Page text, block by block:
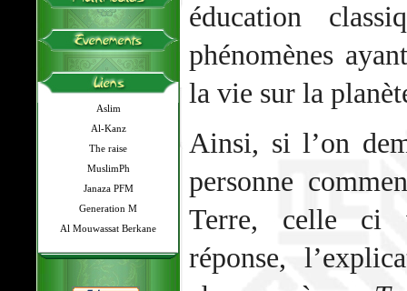
Aslim
Al-Kanz
The raise
MuslimPh
Janaza PFM
Generation M
Al Mouwassat Berkane
éducation
phénomènes
la vie sur la
Ainsi, si l’on
personne
Terre, celle ci
réponse,